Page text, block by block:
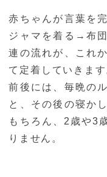
赤ちゃんが言葉を
ジャマを着る→布
連の流れが、これ
て定着していきま
前後には、毎晩の
と、その後の寝か
もちろん、2歳や3
りません。